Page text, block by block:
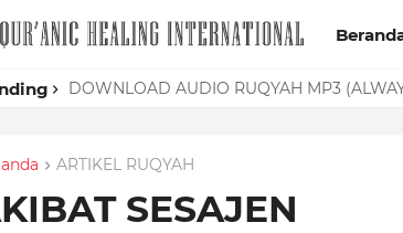
Mudahnya Memelet Seorang Wanita Lewat
ARTIKEL RUQYAH
SESAJEN